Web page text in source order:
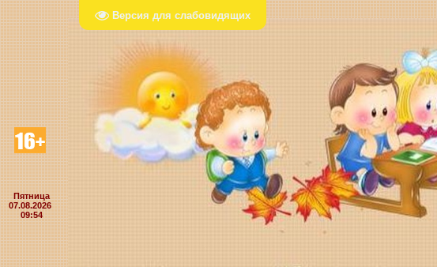
Версия для слабовидящих
Пятница
07.08.2026
09:54